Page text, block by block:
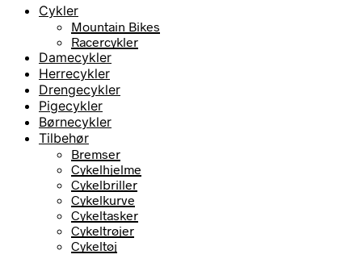
Cykler
Mountain Bikes
Racercykler
Damecykler
Herrecykler
Drengecykler
Pigecykler
Børnecykler
Tilbehør
Bremser
Cykelhjelme
Cykelbriller
Cykelkurve
Cykeltasker
Cykeltrøjer
Cykeltøj